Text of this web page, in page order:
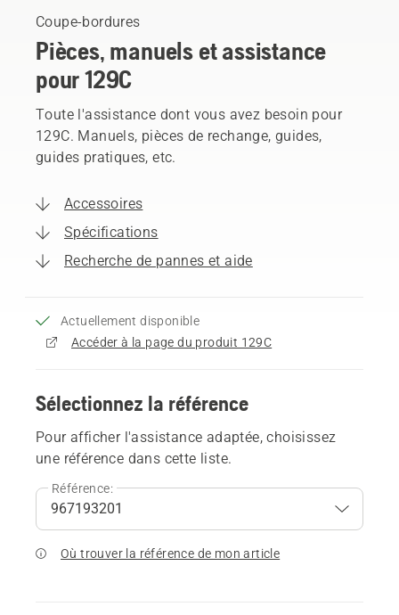
Coupe-bordures
Pièces, manuels et assistance
pour 129C
Toute l'assistance dont vous avez besoin pour
129C. Manuels, pièces de rechange, guides,
guides pratiques, etc.
Accessoires
Spécifications
Recherche de pannes et aide
Actuellement disponible
Accéder à la page du produit 129C
Sélectionnez la référence
Pour afficher l'assistance adaptée, choisissez
une référence dans cette liste.
Référence:
Où trouver la référence de mon article